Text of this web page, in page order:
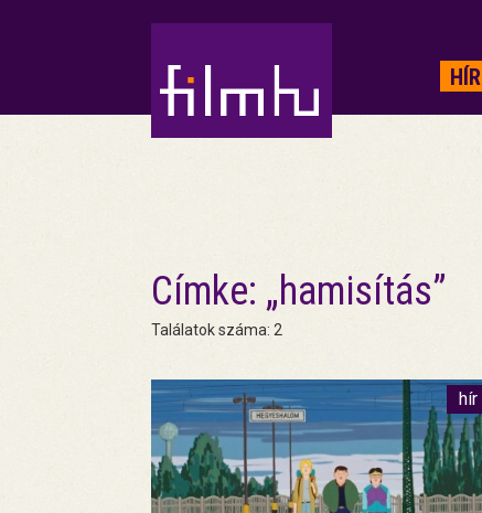
HÍR
Címke: „hamisítás”
Találatok száma: 2
hír